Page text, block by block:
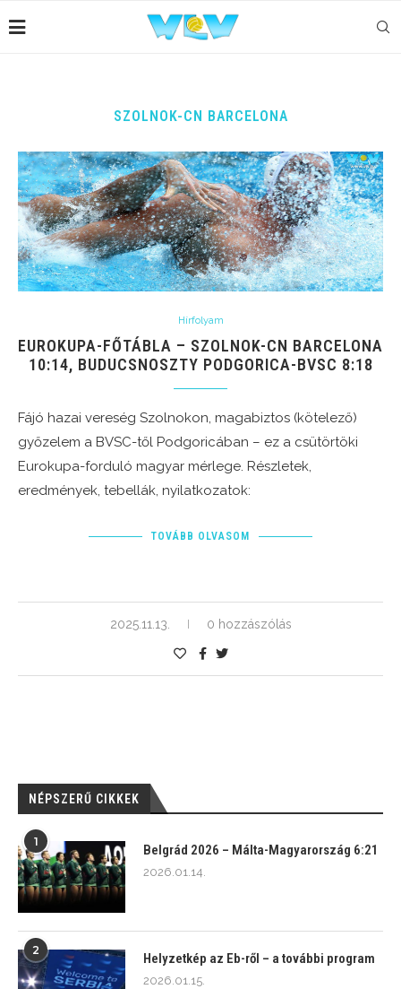
SZOLNOK-CN BARCELONA
Hírfolyam
EUROKUPA-FŐTÁBLA – SZOLNOK-CN BARCELONA
10:14, BUDUCSNOSZTY PODGORICA-BVSC 8:18
Fájó hazai vereség Szolnokon, magabiztos (kötelező)
győzelem a BVSC-től Podgoricában – ez a csütörtöki
Eurokupa-forduló magyar mérlege. Részletek,
eredmények, tebellák, nyilatkozatok:
TOVÁBB OLVASOM
2025.11.13. 0 hozzászólás
NÉPSZERŰ CIKKEK
1
Belgrád 2026 – Málta-Magyarország 6:21
2026.01.14.
2
Helyzetkép az Eb-ről – a további program
2026.01.15.